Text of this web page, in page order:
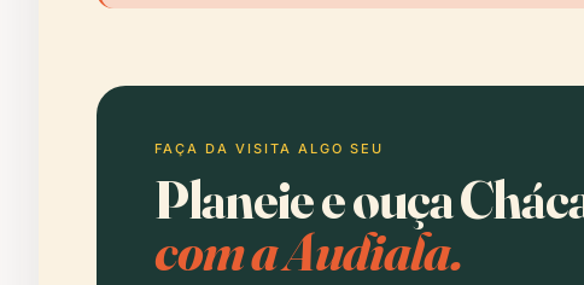
FAÇA DA VISITA ALGO SEU
Planeie e ouça
com a Audiala.